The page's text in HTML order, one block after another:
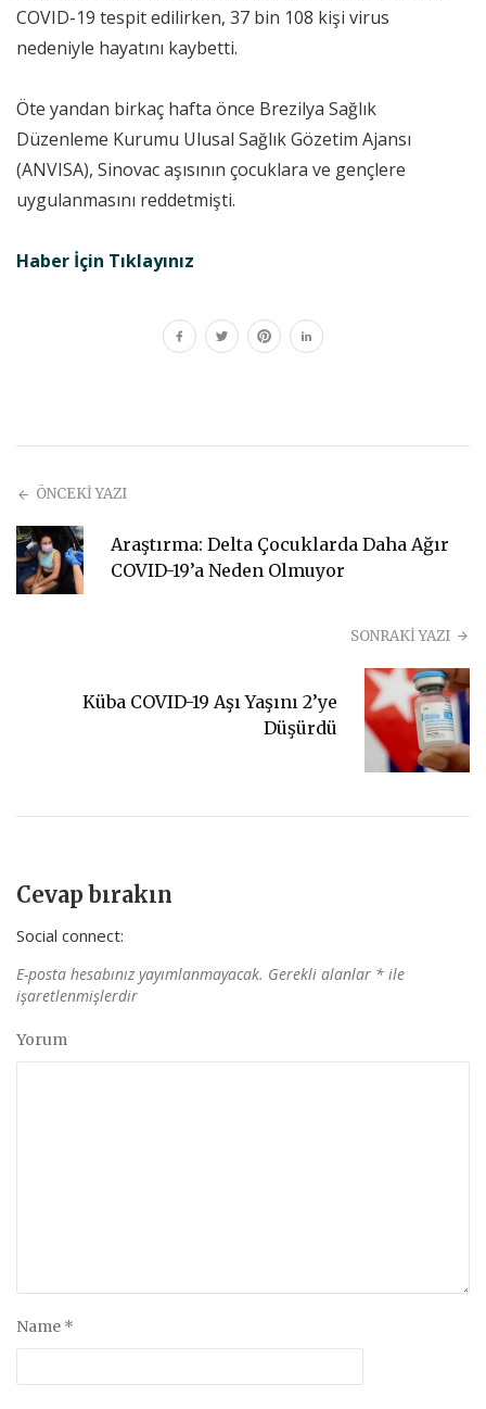
COVID-19 tespit edilirken, 37 bin 108 kişi virus
nedeniyle hayatını kaybetti.
Öte yandan birkaç hafta önce Brezilya Sağlık
Düzenleme Kurumu Ulusal Sağlık Gözetim Ajansı
(ANVISA), Sinovac aşısının çocuklara ve gençlere
uygulanmasını reddetmişti.
Haber İçin Tıklayınız
ÖNCEKİ YAZI
Araştırma: Delta Çocuklarda Daha Ağır
COVID-19’a Neden Olmuyor
SONRAKİ YAZI
Küba COVID-19 Aşı Yaşını 2’ye
Düşürdü
Cevap bırakın
Social connect:
E-posta hesabınız yayımlanmayacak. Gerekli alanlar * ile
işaretlenmişlerdir
Yorum
Name *